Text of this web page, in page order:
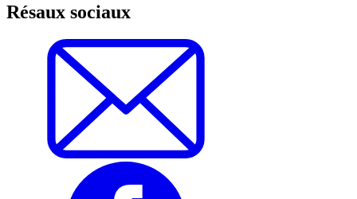
Résaux sociaux